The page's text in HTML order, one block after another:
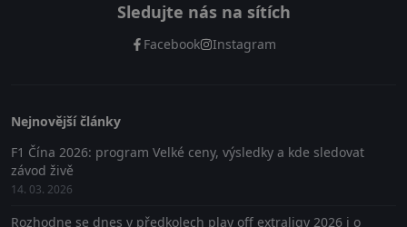
Sledujte nás na sítích
Facebook Instagram
Nejnovější články
F1 Čína 2026: program Velké ceny, výsledky a kde sledovat
závod živě
14. 03. 2026
Rozhodne se dnes v předkolech play off extraligy 2026 i o